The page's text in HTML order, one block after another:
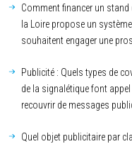
Comment financer un stand
la Loire propose un
souhaitent engager une
Publicité : Quels types de
de la signalétique font
recouvrir de messages
Quel objet publicitaire par